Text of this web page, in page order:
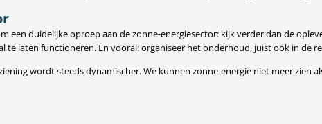
een duidelijke oproep aan de zonne-energiesector: kijk verder dan de
te laten functioneren. En vooral: organiseer het onderhoud, juist ook in de
wordt steeds dynamischer. We kunnen zonne-energie niet meer zien